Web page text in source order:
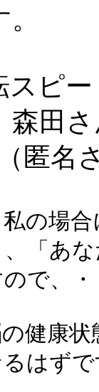
スピ
森田
名さ
の場
「あ
で、
健康
るはず